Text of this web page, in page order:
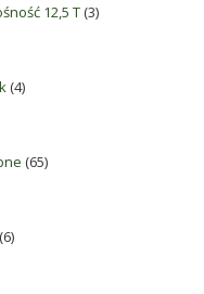
produkty
12,5 T 33
44
6565
66